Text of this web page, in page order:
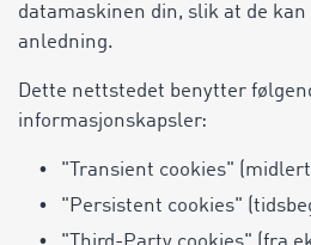
datamaskinen din, slik at de kan
anledning.
Dette nettstedet benytter
informasjonskapsler:
"Transient cookies"
"Persistent cookies"